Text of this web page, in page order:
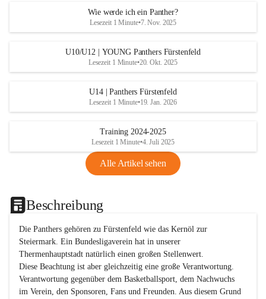
Wie werde ich ein Panther?
Lesezeit 1 Minute•7. Nov. 2025
U10/U12 | YOUNG Panthers Fürstenfeld
Lesezeit 1 Minute•20. Okt. 2025
U14 | Panthers Fürstenfeld
Lesezeit 1 Minute•19. Jan. 2026
Training 2024-2025
Lesezeit 1 Minute•4. Juli 2025
Alle Artikel sehen
Beschreibung
Die Panthers gehören zu Fürstenfeld wie das Kernöl zur
Steiermark. Ein Bundesligaverein hat in unserer
Thermenhauptstadt natürlich einen großen Stellenwert.
Diese Beachtung ist aber gleichzeitig eine große Verantwortung.
Verantwortung gegenüber dem Basketballsport, dem Nachwuchs
im Verein, den Sponsoren, Fans und Freunden. Aus diesem Grund